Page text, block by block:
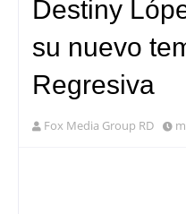
Destiny
su nuevo
Regresiva
Fox Media Group RD